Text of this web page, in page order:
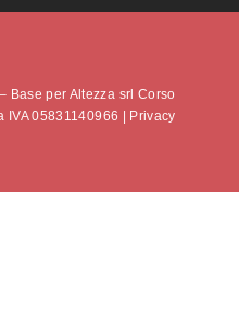
Base per Altezza srl Corso
05831140966 |
Privacy